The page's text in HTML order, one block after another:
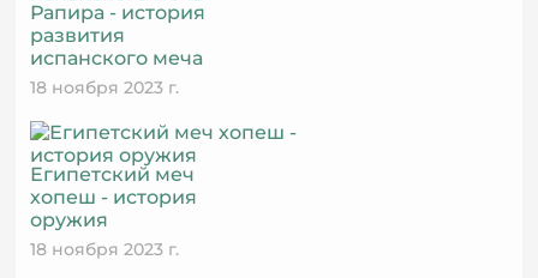
Рапира - история
развития
испанского меча
18 ноября 2023 г.
Египетский меч
хопеш - история
оружия
18 ноября 2023 г.